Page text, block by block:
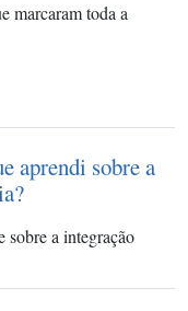
marcaram toda a
aprendi sobre a
sobre a integração